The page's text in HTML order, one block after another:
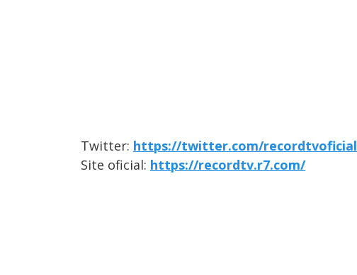
Twitter: https://twitter.com/recordtvoficial
Site oficial: https://recordtv.r7.com/